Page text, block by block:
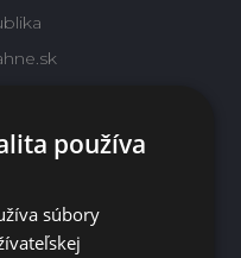
používa
súbory